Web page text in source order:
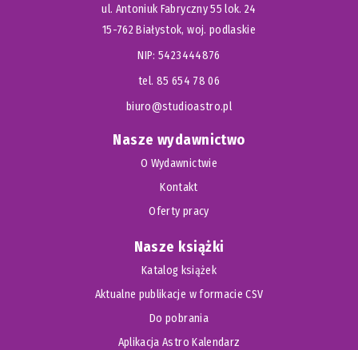
ul. Antoniuk Fabryczny 55 lok. 24
15-762 Białystok, woj. podlaskie
NIP: 5423444876
tel. 85 654 78 06
biuro@studioastro.pl
Nasze wydawnictwo
O Wydawnictwie
Kontakt
Oferty pracy
Nasze książki
Katalog książek
Aktualne publikacje w formacie CSV
Do pobrania
Aplikacja Astro Kalendarz